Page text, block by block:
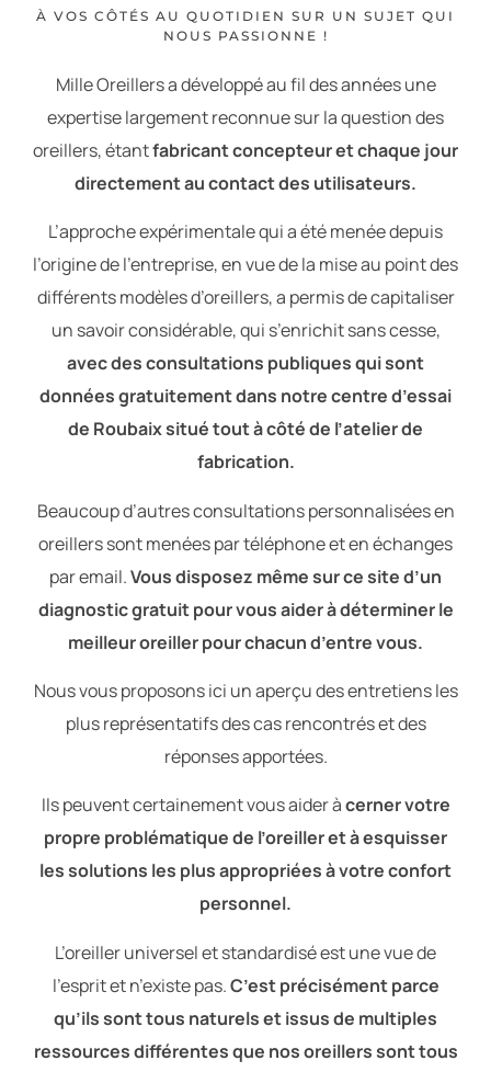
À VOS CÔTÉS AU QUOTIDIEN SUR UN SUJET QUI
NOUS PASSIONNE !
Mille Oreillers a développé au fil des années une
expertise largement reconnue sur la question des
oreillers, étantfabricant concepteur et chaque jour
directement au contact des utilisateurs.
L’approche expérimentale qui a été menée depuis
l’origine de l’entreprise, en vue de la mise au point des
différents modèles d’oreillers, a permis de capitaliser
un savoir considérable, qui s’enrichit sans cesse,
avec des consultations publiques qui sont
données gratuitement dans notre centre d’essai
de Roubaix situé tout à côté de l’atelier de
fabrication.
Beaucoup d’autres consultations personnalisées en
oreillers sont menées par téléphone et en échanges
par email.Vous disposez même sur ce site d’un
diagnostic gratuit pour vous aider à déterminer le
meilleur oreiller pour chacun d’entre vous.
Nous vous proposons ici un aperçu des entretiens les
plus représentatifs des cas rencontrés et des
réponses apportées.
Ils peuvent certainement vous aider àcerner votre
propre problématique de l’oreiller et à esquisser
les solutions les plus appropriées à votre confort
personnel.
L’oreiller universel et standardisé est une vue de
l’esprit et n’existe pas.C’est précisément parce
qu’ils sont tous naturels et issus de multiples
ressources différentes que nos oreillers sont tous